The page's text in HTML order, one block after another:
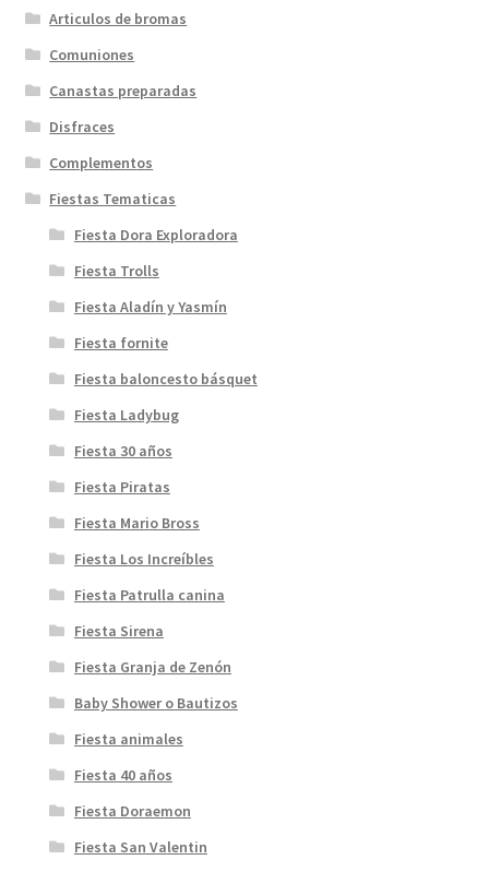
Articulos de bromas
Comuniones
Canastas preparadas
Disfraces
Complementos
Fiestas Tematicas
Fiesta Dora Exploradora
Fiesta Trolls
Fiesta Aladín y Yasmín
Fiesta fornite
Fiesta baloncesto básquet
Fiesta Ladybug
Fiesta 30 años
Fiesta Piratas
Fiesta Mario Bross
Fiesta Los Increíbles
Fiesta Patrulla canina
Fiesta Sirena
Fiesta Granja de Zenón
Baby Shower o Bautizos
Fiesta animales
Fiesta 40 años
Fiesta Doraemon
Fiesta San Valentin